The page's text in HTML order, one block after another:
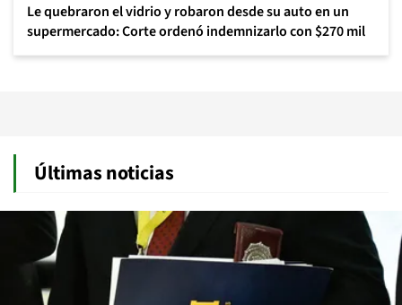
Le quebraron el vidrio y robaron desde su auto en un
supermercado: Corte ordenó indemnizarlo con $270 mil
Últimas noticias